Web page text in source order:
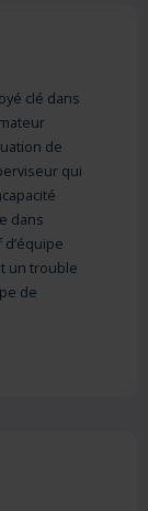
clé dans
de
qui
dans
un trouble
de